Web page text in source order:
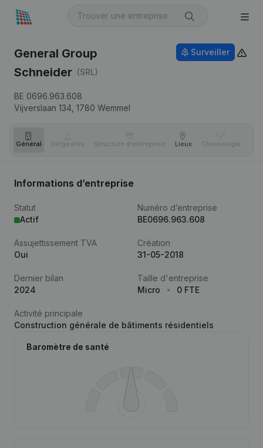
General Group
Schneider (SRL)
BE 0696.963.608
Vijverslaan 134, 1780 Wemmel
Surveiller
Général Dirigeants Structure d'entreprise Lieux Chronologie
Informations d’entreprise
Statut
Actif
Numéro d’entreprise
BE0696.963.608
Assujettissement TVA
Oui
Création
31-05-2018
Dernier bilan
2024
Taille d'entreprise
Micro
0 FTE
Activité principale
Construction générale de bâtiments résidentiels
Baromètre de santé